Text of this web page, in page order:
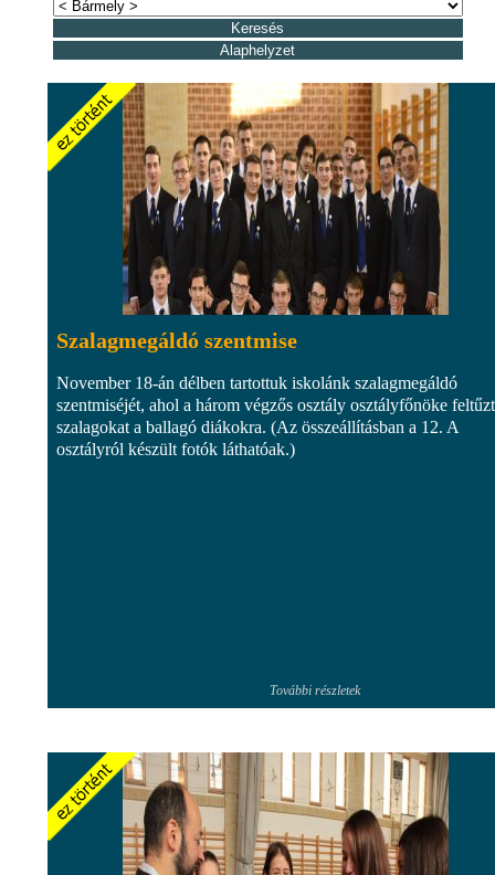
Szalagmegáldó szentmise
November 18-án délben tartottuk iskolánk szalagmegáldó
szentmiséjét, ahol a három végzős osztály osztályfőnöke
szalagokat a ballagó diákokra. (Az összeállításban a 12. A
osztályról készült fotók láthatóak.)
További részletek